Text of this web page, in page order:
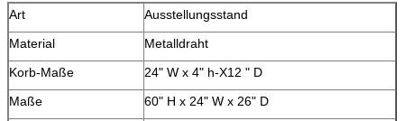
Art
Ausstellungsstand
Material
Metalldraht
Korb-Maße
24" W x 4" h-X12 " D
Maße
60" H x 24" W x 26" D